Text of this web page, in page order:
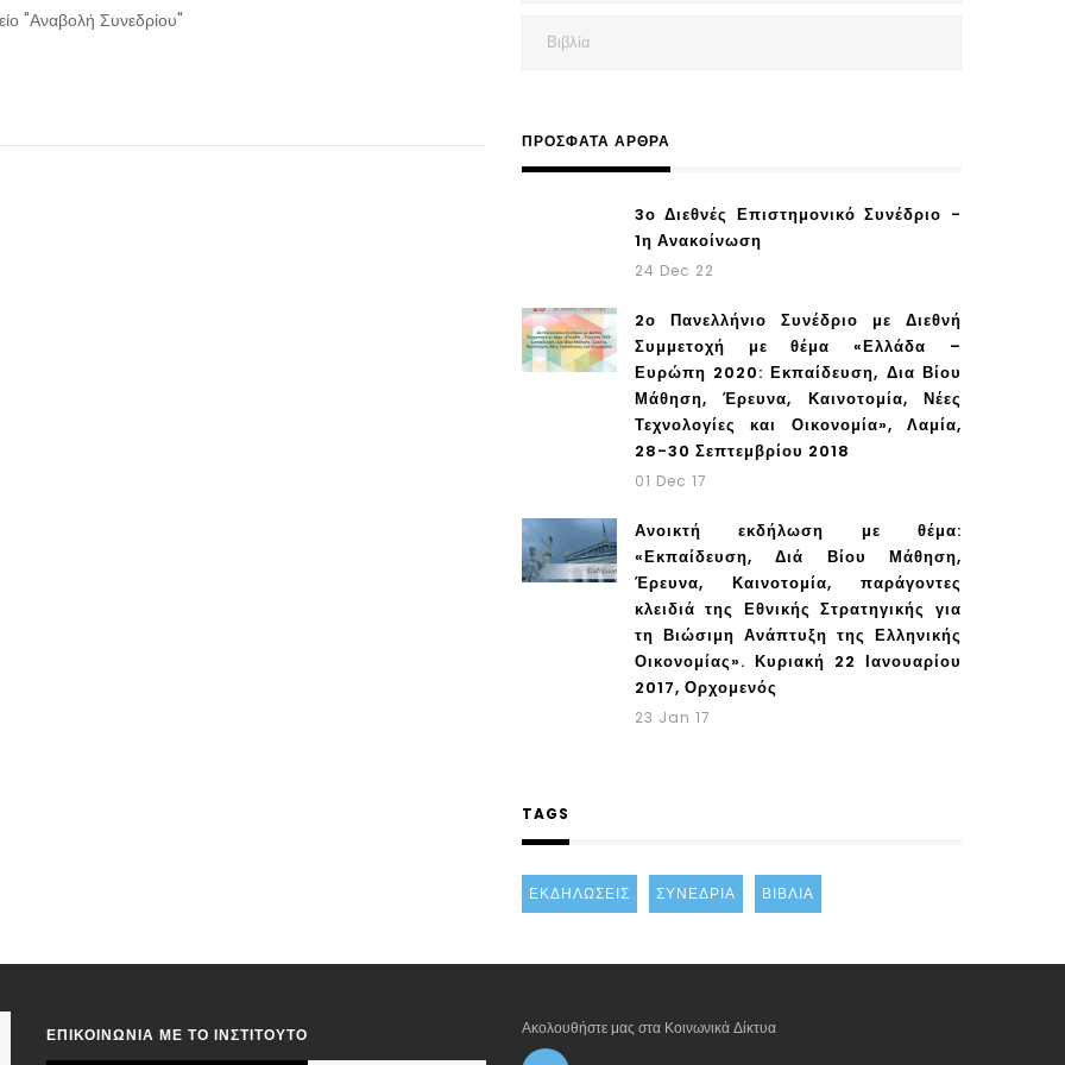
"Αναβολή Συνεδρίου"
Βιβλία
ΠΡΌΣΦΑΤΑ ΆΡΘΡΑ
3ο Διεθνές Επιστημονικό Συνέδριο -
1η Ανακοίνωση
24 Dec 22
2ο Πανελλήνιο Συνέδριο με Διεθνή
Συμμετοχή με θέμα «Ελλάδα –
Ευρώπη 2020: Εκπαίδευση, Δια Βίου
Μάθηση, Έρευνα, Καινοτομία, Νέες
Τεχνολογίες και Οικονομία», Λαμία,
28-30 Σεπτεμβρίου 2018
01 Dec 17
Ανοικτή εκδήλωση με θέμα:
«Εκπαίδευση, Διά Βίου Μάθηση,
Έρευνα, Καινοτομία, παράγοντες
κλειδιά της Εθνικής Στρατηγικής για
τη Βιώσιμη Ανάπτυξη της Ελληνικής
Οικονομίας». Κυριακή 22 Ιανουαρίου
2017, Ορχομενός
23 Jan 17
TAGS
ΕΚΔΗΛΏΣΕΙΣ ΣΥΝΈΔΡΙΑ ΒΙΒΛΊΑ
ΕΠΙΚΟΙΝΩΝΊΑ ΜΕ ΤΟ ΙΝΣΤΙΤΟΎΤΟ Ακολουθήστε μας στα Κοινωνικά Δίκτυα